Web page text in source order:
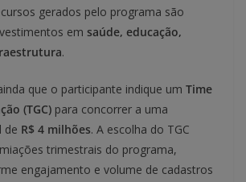
gerados pelo programa são
em saúde, educação,
.
que o participante indique um Time
(TGC) para concorrer a uma
de R$ 4 milhões. A escolha do TGC
trimestrais do programa,
engajamento e volume de cadastros